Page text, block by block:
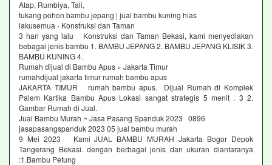
Atap, Rumbiya, Tali,
tukang pohon bambu jepang | jual bambu kuning hias
lakusemua › Konstruksi dan Taman
3 hari yang lalu Konstruksi dan Taman Bekasi, kami menyediakan
bebagai jenis bambu 1. BAMBU JEPANG 2. BAMBU JEPANG KLISIK 3.
BAMBU KUNING 4.
Rumah dijual di Bambu Apus » Jakarta Timur
rumahdijual jakarta timur rumah bambu apus
JAKARTA TIMUR rumah bambu apus. Dijual Rumah di Komplek
Palem Kartika Bambu Apus Lokasi sangat strategis 5 menit . 3 2.
Gambar Rumah di Jual.
Jual Bambu Murah ~ Jasa Pasang Spanduk 2023 0896
jasapasangspanduk 2023 05 jual bambu murah
9 Mei 2023 Kami JUAL BAMBU MURAH Jakarta Bogor Depok
Tangerang Bekasi. dengan berbagai jenis dan ukuran diantaranya
:1.Bambu Petung